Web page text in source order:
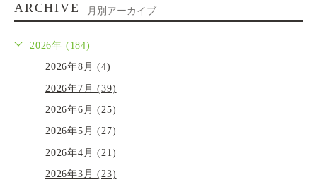
ARCHIVE 月別アーカイブ
2026年 (184)
2026年8月 (4)
2026年7月 (39)
2026年6月 (25)
2026年5月 (27)
2026年4月 (21)
2026年3月 (23)